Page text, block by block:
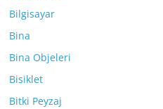
Bilgisayar
Bina
Bina Objeleri
Bisiklet
Bitki Peyzaj